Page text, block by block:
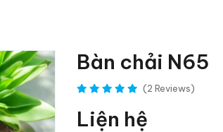
Bàn chải N65
(2 Reviews)
Liện hệ